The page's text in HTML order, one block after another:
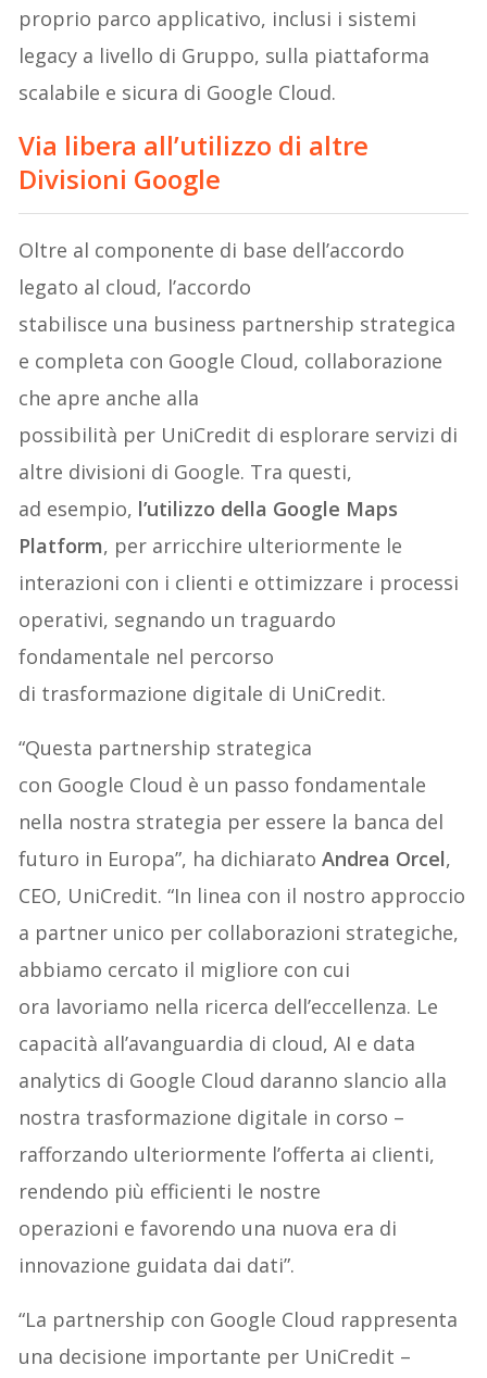
proprio parco applicativo, inclusi i sistemi
legacy a livello di Gruppo, sulla piattaforma
scalabile e sicura di Google Cloud.
Via libera all’utilizzo di altre
Divisioni Google
Oltre al componente di base dell’accordo
legato al cloud, l’accordo
stabilisce una business partnership strategica
e completa con Google Cloud, collaborazione
che apre anche alla
possibilità per UniCredit di esplorare servizi di
altre divisioni di Google. Tra questi,
ad esempio, l’utilizzo della Google Maps
Platform, per arricchire ulteriormente le
interazioni con i clienti e ottimizzare i processi
operativi, segnando un traguardo
fondamentale nel percorso
di trasformazione digitale di UniCredit.
“Questa partnership strategica
con Google Cloud è un passo fondamentale
nella nostra strategia per essere la banca del
futuro in Europa”, ha dichiaratoAndrea Orcel,
CEO, UniCredit. “In linea con il nostro approccio
a partner unico per collaborazioni strategiche,
abbiamo cercato il migliore con cui
ora lavoriamo nella ricerca dell’eccellenza. Le
capacità all’avanguardia di cloud, AI e data
analytics di Google Cloud daranno slancio alla
nostra trasformazione digitale in corso –
rafforzando ulteriormente l’offerta ai clienti,
rendendo più efficienti le nostre
operazioni e favorendo una nuova era di
innovazione guidata dai dati”.
“La partnership con Google Cloud rappresenta
una decisione importante per UniCredit –